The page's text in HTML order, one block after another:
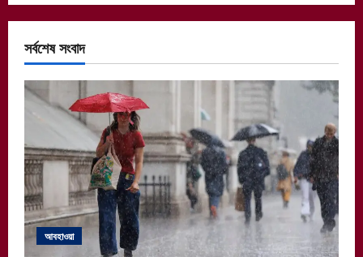
সর্বশেষ সংবাদ
আবহাওয়া